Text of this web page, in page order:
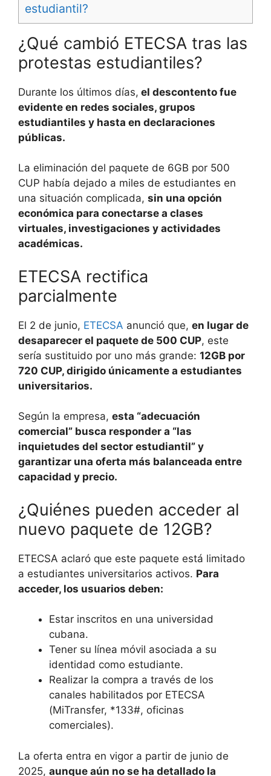
estudiantil?
¿Qué cambió ETECSA tras las
protestas estudiantiles?
Durante los últimos días, el descontento fue
evidente en redes sociales, grupos
estudiantiles y hasta en declaraciones
públicas.
La eliminación del paquete de 6GB por 500
CUP había dejado a miles de estudiantes en
una situación complicada, sin una opción
económica para conectarse a clases
virtuales, investigaciones y actividades
académicas.
ETECSA rectifica
parcialmente
El 2 de junio, ETECSA anunció que, en lugar de
desaparecer el paquete de 500 CUP, este
sería sustituido por uno más grande: 12GB por
720 CUP, dirigido únicamente a estudiantes
universitarios.
Según la empresa, esta “adecuación
comercial” busca responder a “las
inquietudes del sector estudiantil” y
garantizar una oferta más balanceada entre
capacidad y precio.
¿Quiénes pueden acceder al
nuevo paquete de 12GB?
ETECSA aclaró que este paquete está limitado
a estudiantes universitarios activos. Para
acceder, los usuarios deben:
Estar inscritos en una universidad
cubana.
Tener su línea móvil asociada a su
identidad como estudiante.
Realizar la compra a través de los
canales habilitados por ETECSA
(MiTransfer, *133#, oficinas
comerciales).
La oferta entra en vigor a partir de junio de
2025, aunque aún no se ha detallado la